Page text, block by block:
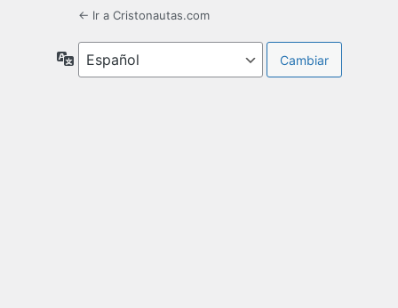
← Ir a Cristonautas.com
Idioma